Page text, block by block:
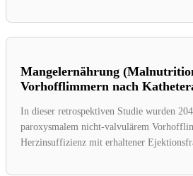
Mangelernährung
Vorhofflimmern nach
In dieser retrospektiven Studie wurden
paroxysmalem nicht-valvulärem
Herzinsuffizienz mit erhaltener